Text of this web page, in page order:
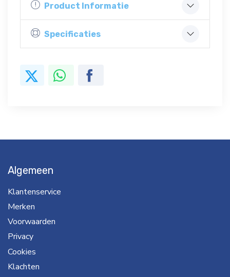
Product Informatie
Specificaties
Algemeen
Klantenservice
Merken
Voorwaarden
Privacy
Cookies
Klachten